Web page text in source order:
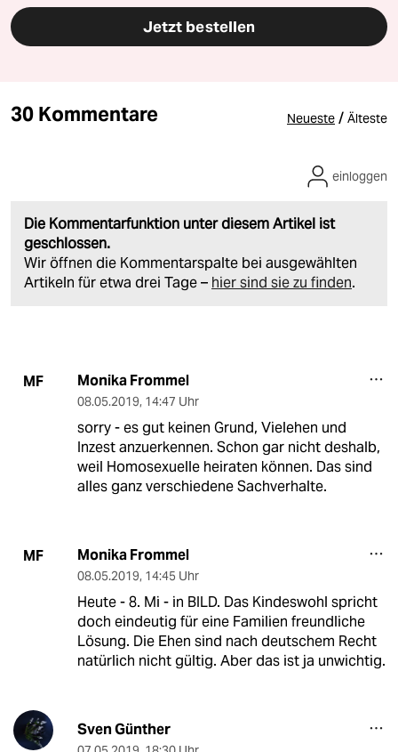
Jetzt bestellen
30 Kommentare Neueste / Älteste
Die Kommentarfunktion unter diesem Artikel ist
geschlossen.
Wir öffnen die Kommentarspalte bei ausgewählten
Artikeln für etwa drei Tage – hier sind sie zu finden.
einloggen
MF Monika Frommel
08.05.2019, 14:47 Uhr
sorry - es gut keinen Grund, Vielehen und
Inzest anzuerkennen. Schon gar nicht deshalb,
weil Homosexuelle heiraten können. Das sind
alles ganz verschiedene Sachverhalte.
MF Monika Frommel
08.05.2019, 14:45 Uhr
Heute - 8. Mi - in BILD. Das Kindeswohl spricht
doch eindeutig für eine Familien freundliche
Lösung. Die Ehen sind nach deutschem Recht
natürlich nicht gültig. Aber das ist ja unwichtig.
Sven Günther